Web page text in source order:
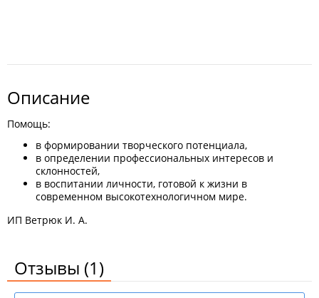
Описание
Помощь:
в формировании творческого потенциала,
в определении профессиональных интересов и
склонностей,
в воспитании личности, готовой к жизни в
современном высокотехнологичном мире.
ИП Ветрюк И. А.
Отзывы (1)